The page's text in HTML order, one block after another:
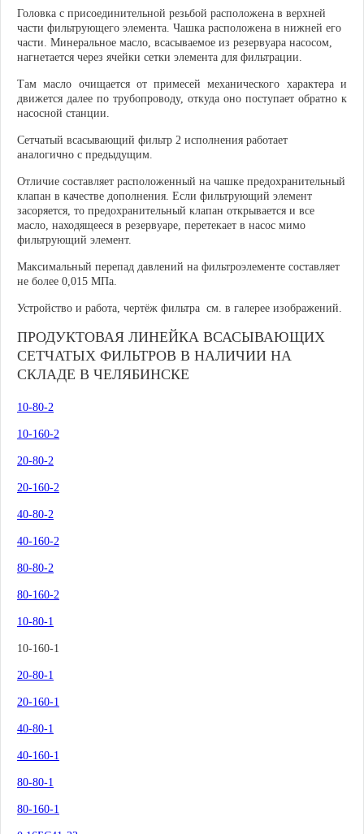
Головка с присоединительной резьбой расположена в верхней
части фильтрующего элемента. Чашка расположена в нижней его
части. Минеральное масло, всасываемое из резервуара насосом,
нагнетается через ячейки сетки элемента для фильтрации.
Там масло очищается от примесей механического характера и
движется далее по трубопроводу, откуда оно поступает обратно к
насосной станции.
Сетчатый всасывающий фильтр 2 исполнения работает
аналогично с предыдущим.
Отличие составляет расположенный на чашке предохранительный
клапан в качестве дополнения. Если фильтрующий элемент
засоряется, то предохранительный клапан открывается и все
масло, находящееся в резервуаре, перетекает в насос мимо
фильтрующий элемент.
Максимальный перепад давлений на фильтроэлементе составляет
не более 0,015 МПа.
Устройство и работа, чертёж фильтра см. в галерее изображений.
ПРОДУКТОВАЯ ЛИНЕЙКА ВСАСЫВАЮЩИХ
СЕТЧАТЫХ ФИЛЬТРОВ В НАЛИЧИИ НА
СКЛАДЕ В ЧЕЛЯБИНСКЕ
10-80-2
10-160-2
20-80-2
20-160-2
40-80-2
40-160-2
80-80-2
80-160-2
10-80-1
10-160-1
20-80-1
20-160-1
40-80-1
40-160-1
80-80-1
80-160-1